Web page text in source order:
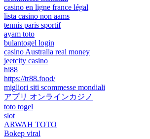
casino en ligne france légal
lista casino non aams
tennis paris sportif
ayam toto
bulantogel login
casino Australia real money
jeetcity casino
hi88
https://tr88.food/
migliori siti scommesse mondiali
アプリ オンラインカジノ
toto togel
slot
ARWAH TOTO
Bokep viral